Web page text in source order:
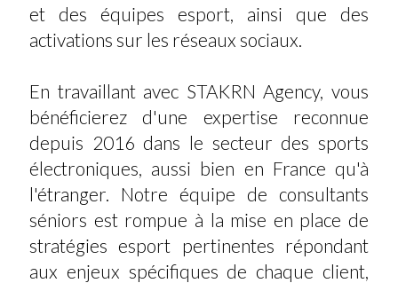
et des équipes esport, ainsi que des
activations sur les réseaux sociaux.
En travaillant avec STAKRN Agency, vous
bénéficierez d'une expertise reconnue
depuis 2016 dans le secteur des sports
électroniques, aussi bien en France qu'à
l'étranger. Notre équipe de consultants
séniors est rompue à la mise en place de
stratégies esport pertinentes répondant
aux enjeux spécifiques de chaque client,